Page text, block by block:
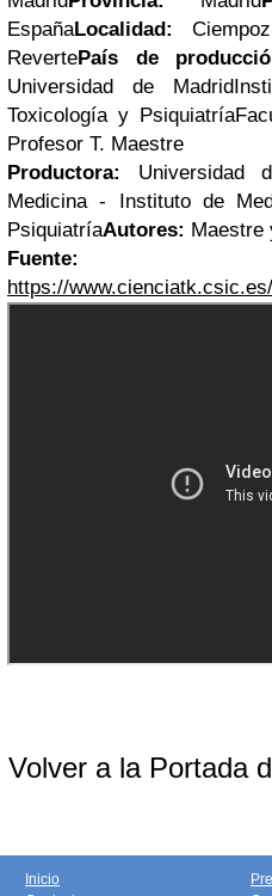
EspañaLocalidad:
RevertePaís de
Universidad de
Toxicología y
Profesor T. Maestre
Productora: Universidad
Medicina - Instituto de
PsiquiatríaAutores: Maestre
Fuente:
https://
Volver a la Portada
Inicio